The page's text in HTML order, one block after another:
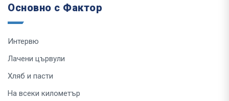
Основно с Фактор
Интервю
Лачени цървули
Хляб и пасти
На всеки километър